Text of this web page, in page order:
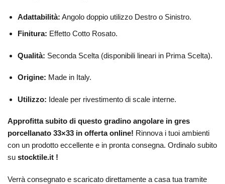
Adattabilità: Angolo doppio utilizzo Destro o Sinistro.
Finitura: Effetto Cotto Rosato.
Qualità: Seconda Scelta (disponibili lineari in Prima Scelta).
Origine: Made in Italy.
Utilizzo: Ideale per rivestimento di scale interne.
Approfitta subito di questo gradino angolare in gres
porcellanato 33×33 in offerta online! Rinnova i tuoi ambienti
con un prodotto eccellente e in pronta consegna. Ordinalo subito
su stocktile.it !
Verrà consegnato e scaricato direttamente a casa tua tramite